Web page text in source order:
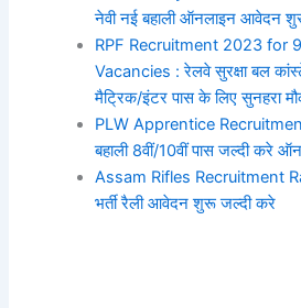
नेवी नई बहाली ऑनलाइन आवेदन
RPF Recruitment 2023 for
Vacancies : रेलवे सुरक्षा बल
मैट्रिक/इंटर पास के लिए सुनहरा
PLW Apprentice
बहाली 8वीं/10वीं पास जल्दी करे
Assam Rifles Recruitment
भर्ती रैली आवेदन शुरू जल्दी करे